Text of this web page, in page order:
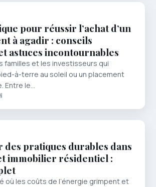
pour réussir l’achat d’un
à agadir : conseils
astuces incontournables
familles et les investisseurs qui
à-terre au soleil ou un placement
Entre le…
pratiques durables dans
immobilier résidentiel :
où les coûts de l’énergie grimpent et